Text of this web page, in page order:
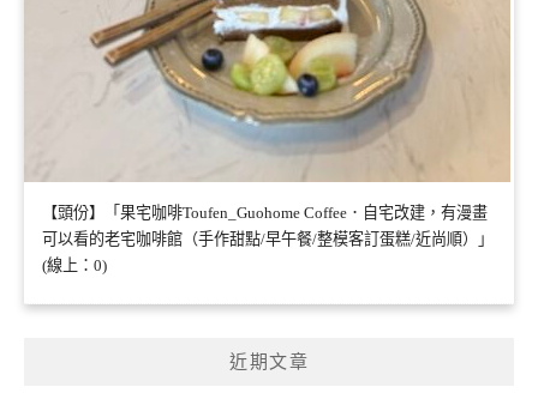
【頭份】「果宅咖啡Toufen_Guohome Coffee．自宅改建，有漫畫
可以看的老宅咖啡館（手作甜點/早午餐/整模客訂蛋糕/近尚順）」
(線上：0)
近期文章